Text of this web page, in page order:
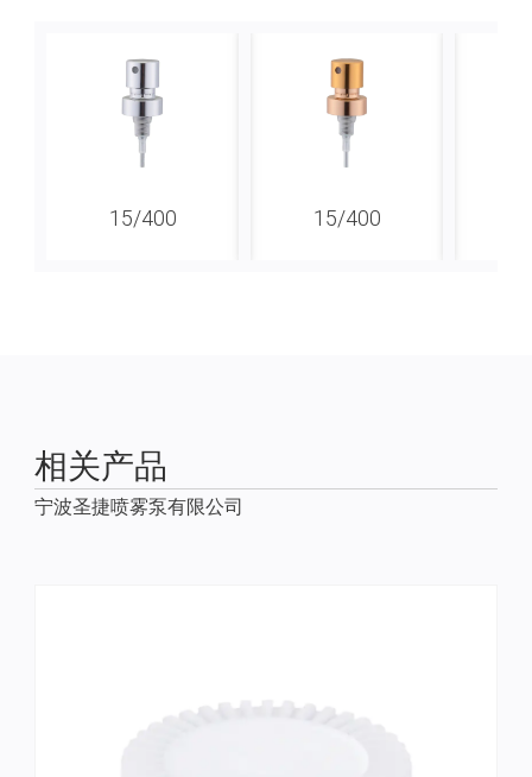
15/400 15/400
相关产品
宁波圣捷喷雾泵有限公司